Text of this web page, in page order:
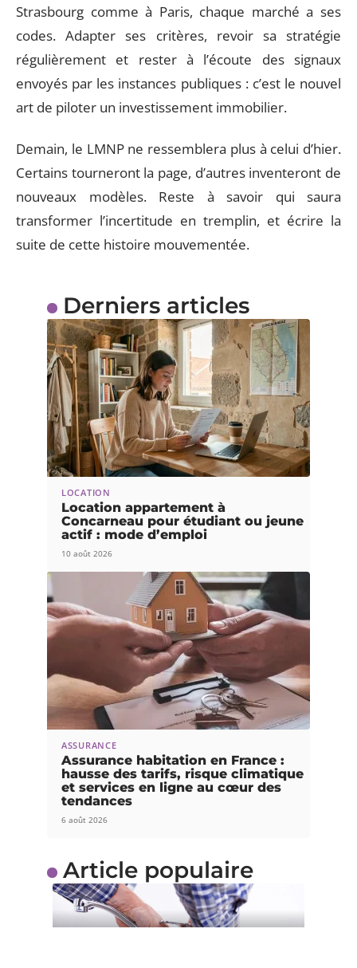
Strasbourg comme à Paris, chaque marché a ses
codes. Adapter ses critères, revoir sa stratégie
régulièrement et rester à l’écoute des signaux
envoyés par les instances publiques : c’est le nouvel
art de piloter un investissement immobilier.
Demain, le LMNP ne ressemblera plus à celui d’hier.
Certains tourneront la page, d’autres inventeront de
nouveaux modèles. Reste à savoir qui saura
transformer l’incertitude en tremplin, et écrire la
suite de cette histoire mouvementée.
Derniers articles
LOCATION
Location appartement à
Concarneau pour étudiant ou jeune
actif : mode d’emploi
10 août 2026
ASSURANCE
Assurance habitation en France :
hausse des tarifs, risque climatique
et services en ligne au cœur des
tendances
6 août 2026
Article populaire